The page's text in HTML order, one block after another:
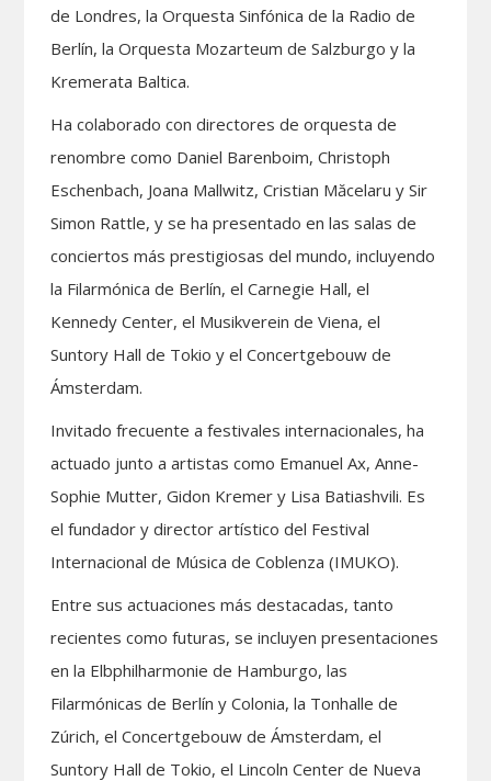
de Londres, la Orquesta Sinfónica de la Radio de
Berlín, la Orquesta Mozarteum de Salzburgo y la
Kremerata Baltica.
Ha colaborado con directores de orquesta de
renombre como Daniel Barenboim, Christoph
Eschenbach, Joana Mallwitz, Cristian Măcelaru y Sir
Simon Rattle, y se ha presentado en las salas de
conciertos más prestigiosas del mundo, incluyendo
la Filarmónica de Berlín, el Carnegie Hall, el
Kennedy Center, el Musikverein de Viena, el
Suntory Hall de Tokio y el Concertgebouw de
Ámsterdam.
Invitado frecuente a festivales internacionales, ha
actuado junto a artistas como Emanuel Ax, Anne-
Sophie Mutter, Gidon Kremer y Lisa Batiashvili. Es
el fundador y director artístico del Festival
Internacional de Música de Coblenza (IMUKO).
Entre sus actuaciones más destacadas, tanto
recientes como futuras, se incluyen presentaciones
en la Elbphilharmonie de Hamburgo, las
Filarmónicas de Berlín y Colonia, la Tonhalle de
Zúrich, el Concertgebouw de Ámsterdam, el
Suntory Hall de Tokio, el Lincoln Center de Nueva